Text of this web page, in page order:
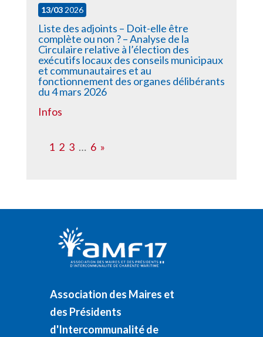
13/032026
Liste des adjoints – Doit-elle être
complète ou non ? – Analyse de la
Circulaire relative à l’élection des
exécutifs locaux des conseils municipaux
et communautaires et au
fonctionnement des organes délibérants
du 4 mars 2026
Infos
1 2 3 … 6 »
Association des Maires et
des Présidents
d'Intercommunalité de